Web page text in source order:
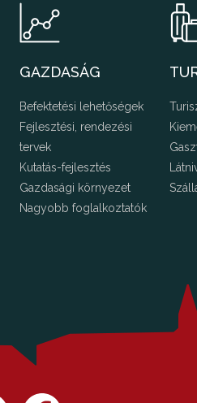
GAZDASÁG
Befektetési lehetőségek
Fejlesztési, rendezési
tervek
Kutatás-fejlesztés
Gazdasági környezet
Nagyobb foglalkoztatók